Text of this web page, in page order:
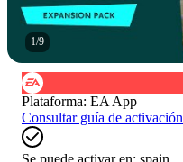
1/9
Plataforma: EA App
Consultar guía de activación
Se puede activar en: spain